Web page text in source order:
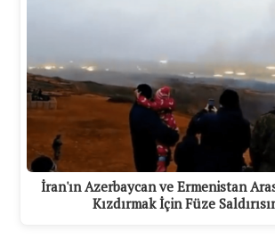
İran'ın Azerbaycan ve Ermenistan
Kızdırmak İçin Füze